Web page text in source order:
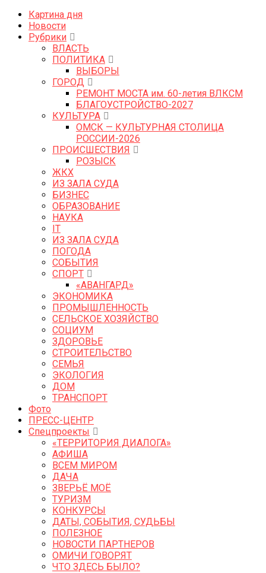
Картина дня
Новости
Рубрики
ВЛАСТЬ
ПОЛИТИКА
ВЫБОРЫ
ГОРОД
РЕМОНТ МОСТА им. 60-летия ВЛКСМ
БЛАГОУСТРОЙСТВО-2027
КУЛЬТУРА
ОМСК — КУЛЬТУРНАЯ СТОЛИЦА
РОССИИ-2026
ПРОИСШЕСТВИЯ
РОЗЫСК
ЖКХ
ИЗ ЗАЛА СУДА
БИЗНЕС
ОБРАЗОВАНИЕ
НАУКА
IT
ИЗ ЗАЛА СУДА
ПОГОДА
СОБЫТИЯ
СПОРТ
«АВАНГАРД»
ЭКОНОМИКА
ПРОМЫШЛЕННОСТЬ
СЕЛЬСКОЕ ХОЗЯЙСТВО
СОЦИУМ
ЗДОРОВЬЕ
СТРОИТЕЛЬСТВО
СЕМЬЯ
ЭКОЛОГИЯ
ДОМ
ТРАНСПОРТ
Фото
ПРЕСС-ЦЕНТР
Спецпроекты
«ТЕРРИТОРИЯ ДИАЛОГА»
АФИША
ВСЕМ МИРОМ
ДАЧА
ЗВЕРЬЁ МОЁ
ТУРИЗМ
КОНКУРСЫ
ДАТЫ, СОБЫТИЯ, СУДЬБЫ
ПОЛЕЗНОЕ
НОВОСТИ ПАРТНЕРОВ
ОМИЧИ ГОВОРЯТ
ЧТО ЗДЕСЬ БЫЛО?